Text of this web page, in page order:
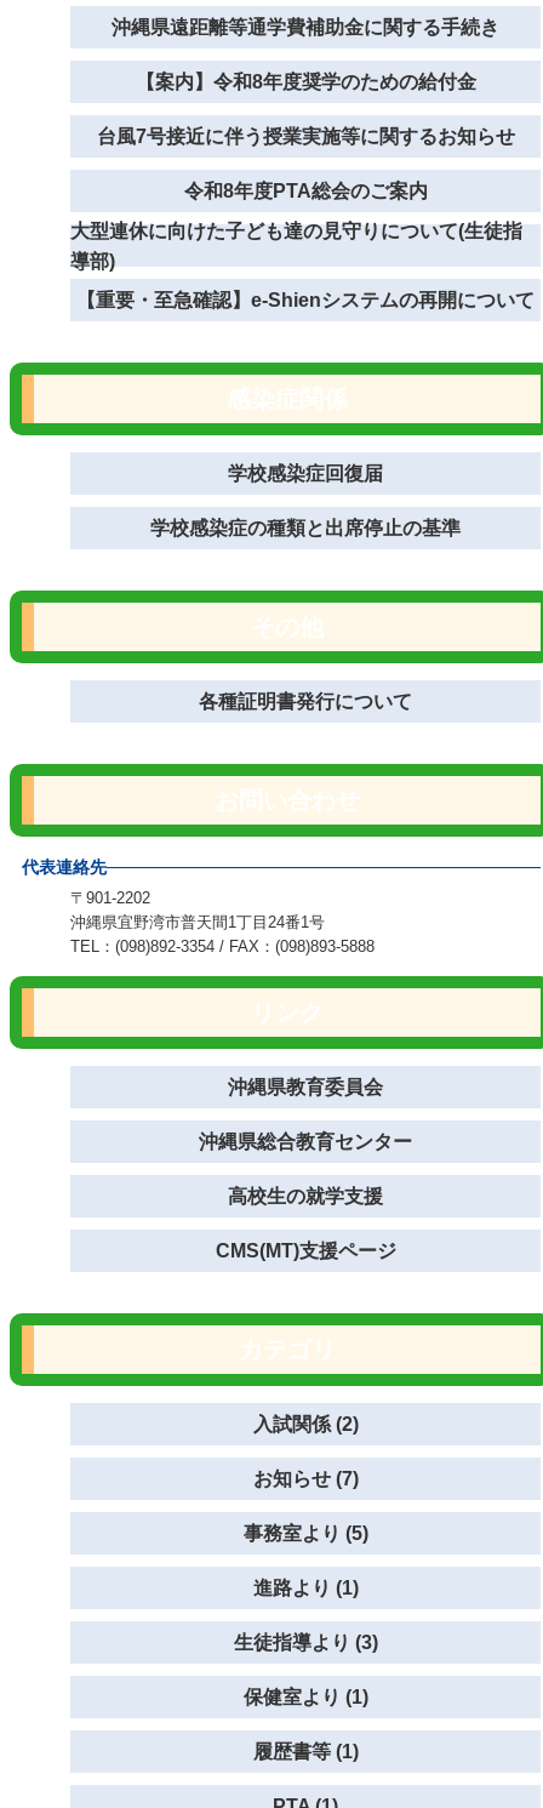
沖縄県遠距離等通学費補助金に関する手続き
【案内】令和8年度奨学のための給付金
台風7号接近に伴う授業実施等に関するお知らせ
令和8年度PTA総会のご案内
大型連休に向けた子ども達の見守りについて(生徒指
導部)
【重要・至急確認】e-Shienシステムの再開について
学校感染症回復届
学校感染症の種類と出席停止の基準
各種証明書発行について
代表連絡先
〒901-2202
沖縄県宜野湾市普天間1丁目24番1号
TEL：(098)892-3354 / FAX：(098)893-5888
沖縄県教育委員会
沖縄県総合教育センター
高校生の就学支援
CMS(MT)支援ページ
入試関係 (2)
お知らせ (7)
事務室より (5)
進路より (1)
生徒指導より (3)
保健室より (1)
履歴書等 (1)